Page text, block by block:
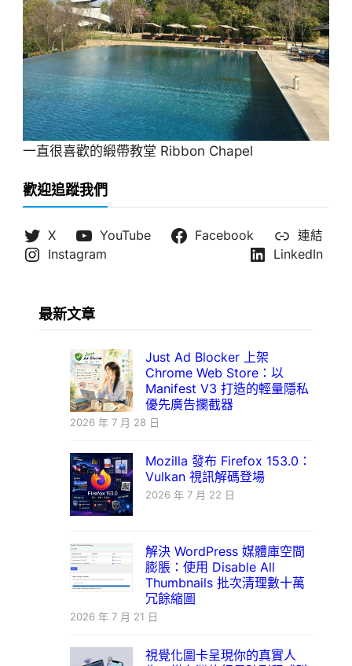
一直很喜歡的緞帶教堂 Ribbon Chapel
歡迎追蹤我們
X YouTube Facebook
連結
Instagram
LinkedIn
最新文章
Just Ad Blocker 上架
Chrome Web Store：以
Manifest V3 打造的輕量隱私
優先廣告攔截器
2026 年 7 月 28 日
Mozilla 發布 Firefox 153.0：
Vulkan 視訊解碼登場
2026 年 7 月 22 日
解決 WordPress 媒體庫空間
膨脹：使用 Disable All
Thumbnails 批次清理數十萬
冗餘縮圖
2026 年 7 月 21 日
視覺化圖卡呈現你的真實人